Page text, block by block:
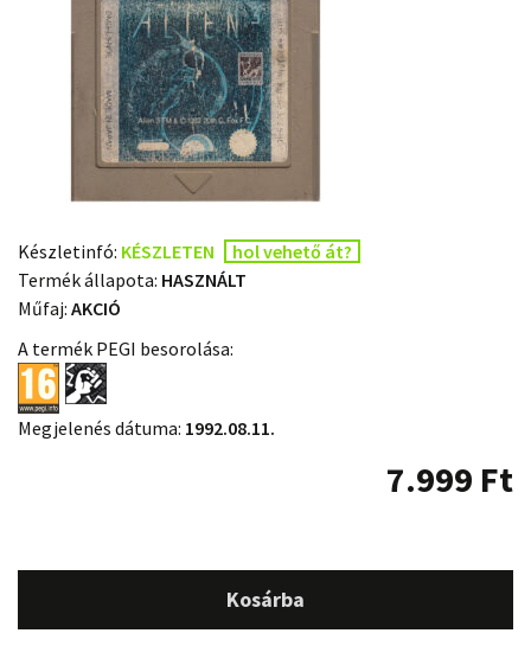
Készletinfó: KÉSZLETEN
hol vehető át?
Termék állapota: HASZNÁLT
Műfaj: AKCIÓ
A termék PEGI besorolása:
Megjelenés dátuma: 1992.08.11.
7.999 Ft
Kosárba